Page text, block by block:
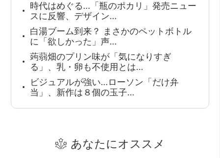
時代はめぐる…「瓶のポカリ」発売ニュー
スに反響、デザイン…
白湯ブーム到来？ まさかのペットボトル
に「欲しかった」声…
蒟蒻畑のプリン味が「気になりすぎ
る」、乳・卵も不使用とは…
ビジュアルが強い…ローソン「だけ弁
当」、新作は８個の玉子…
あなたにオススメ